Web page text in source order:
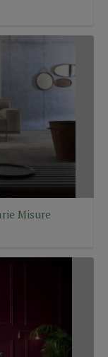
Misure